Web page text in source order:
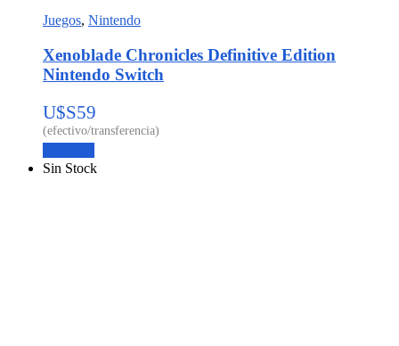
Juegos, Nintendo
Xenoblade Chronicles Definitive Edition
Nintendo Switch
U$S59
Sin Stock